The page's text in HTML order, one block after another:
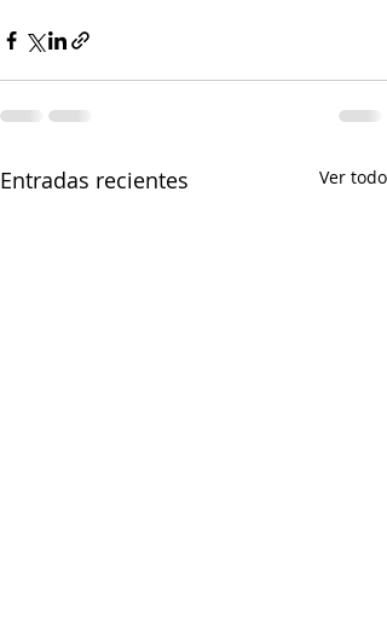
Entradas recientes Ver todo